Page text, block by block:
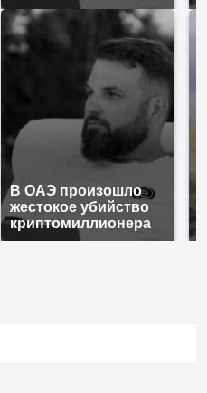
В ОАЭ произошло
жестокое убийство
криптомиллионера